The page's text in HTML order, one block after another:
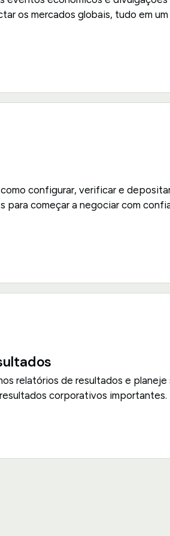
os mercados globais, tudo em um
configurar, verificar e
para começar a negociar com
relatórios de resultados e planeje
corporativos importantes.